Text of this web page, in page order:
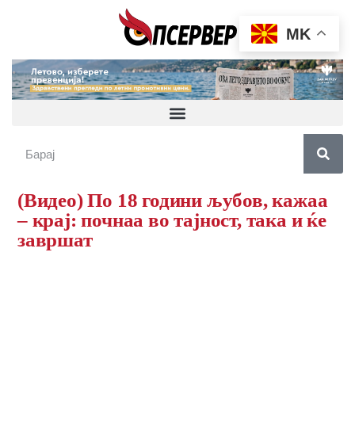
(Видео) По 18 години љубов, кажаа
– крај: почнаа во тајност, така и ќе
завршат
MK